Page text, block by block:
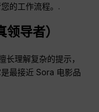
的工作流程。.
导者）
理解复杂的提示，
最接近 Sora 电影品